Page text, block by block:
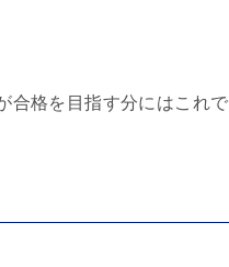
合格を目指す分にはこれで